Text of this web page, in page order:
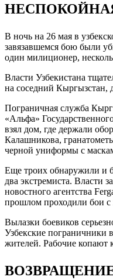
В ночь на 26 мая в
завязавшемся бою были
один милиционер,
Власти Узбекистана
на соседний Кыргызстан,
Пограничная служба
«Альфа»
взял дом, где держали
Калашникова,
черной униформы с
Еще троих обнаружили и
два экстремиста. Власти
новостного агентства
прошлом проходили бои с
Вылазки боевиков
Узбекские пограничники
жителей. Рабочие копают